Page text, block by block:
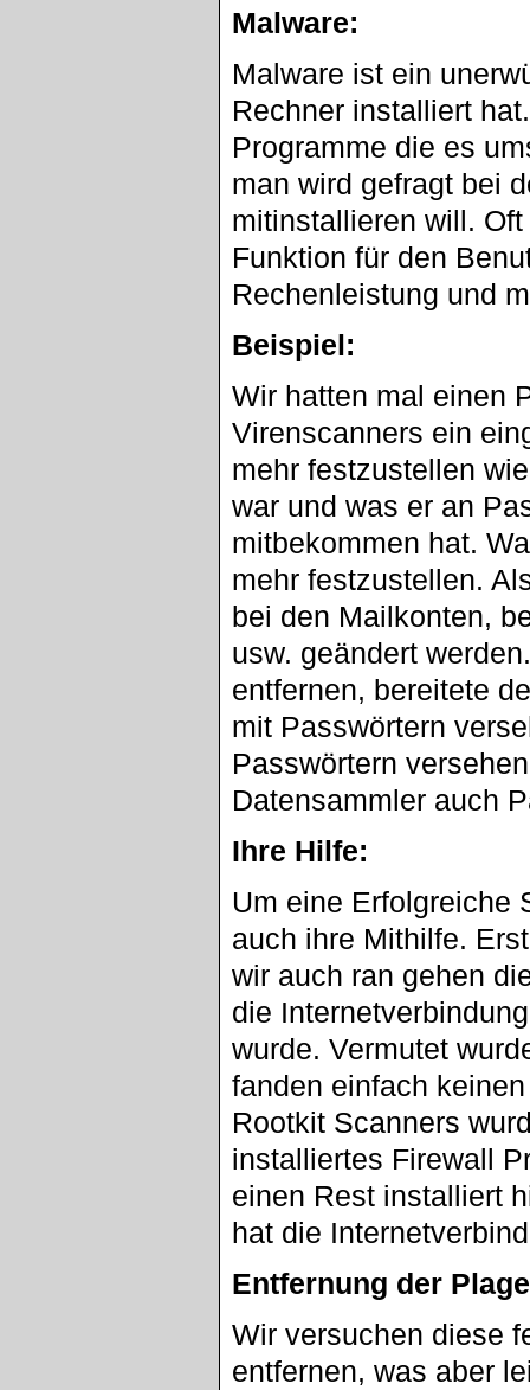
Malware:
Malware ist ein
Rechner installiert
Programme die es
man wird gefragt bei
mitinstallieren will.
Funktion für den
Rechenleistung und
Beispiel:
Wir hatten mal einen
Virenscanners ein
mehr festzustellen
war und was er an
mitbekommen hat.
mehr festzustellen.
bei den Mailkonten,
usw. geändert
entfernen, bereitete
mit Passwörtern
Passwörtern
Datensammler auch
Ihre Hilfe:
Um eine Erfolgreiche
auch ihre Mithilfe.
wir auch ran gehen
die
wurde. Vermutet
fanden einfach
Rootkit Scanners
installiertes Firewall
einen Rest installiert
hat die
Entfernung der
Wir versuchen diese
entfernen, was aber